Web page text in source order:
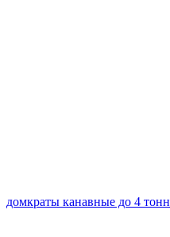
домкраты канавные до 4 тонн